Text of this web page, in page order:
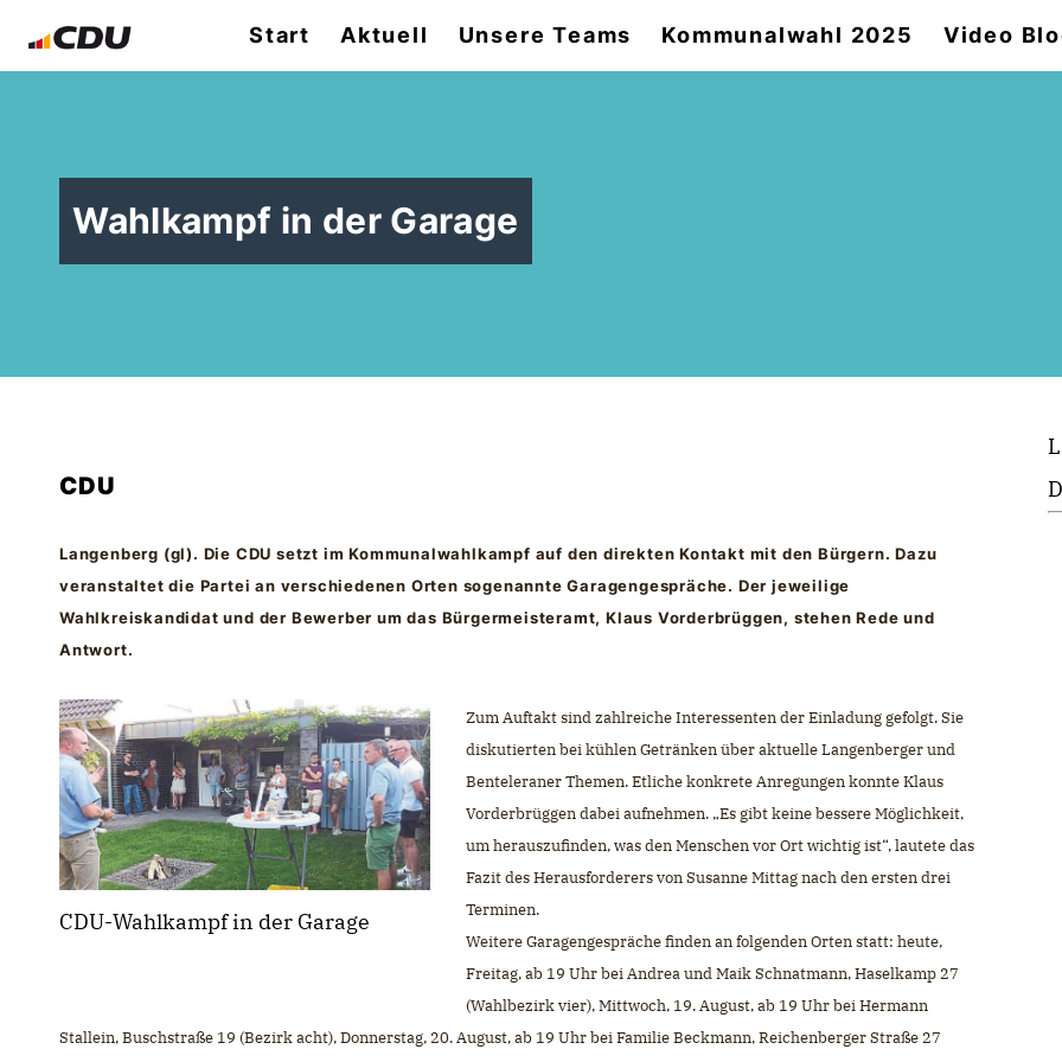
Start Aktuell Unsere Teams Kommunalwahl 2025 Video
Wahlkampf in der Garage
CDU
Langenberg (gl). Die CDU setzt im Kommunalwahlkampf auf den direkten Kontakt mit den Bürgern. Dazu
veranstaltet die Partei an verschiedenen Orten sogenannte Garagengespräche. Der jeweilige
Wahlkreiskandidat und der Bewerber um das Bürgermeisteramt, Klaus Vorderbrüggen, stehen Rede und
Antwort.
CDU-Wahlkampf in der Garage
Zum Auftakt sind zahlreiche Interessenten der Einladung gefolgt. Sie
diskutierten bei kühlen Getränken über aktuelle Langenberger und
Benteleraner Themen. Etliche konkrete Anregungen konnte Klaus
Vorderbrüggen dabei aufnehmen. „Es gibt keine bessere Möglichkeit,
um herauszufinden, was den Menschen vor Ort wichtig ist“, lautete das
Fazit des Herausforderers von Susanne Mittag nach den ersten drei
Terminen.
Weitere Garagengespräche finden an folgenden Orten statt: heute,
Freitag, ab 19 Uhr bei Andrea und Maik Schnatmann, Haselkamp 27
(Wahlbezirk vier), Mittwoch, 19. August, ab 19 Uhr bei Hermann
Stallein, Buschstraße 19 (Bezirk acht), Donnerstag, 20. August, ab 19 Uhr bei Familie Beckmann, Reichenberger Straße 27